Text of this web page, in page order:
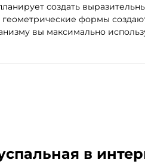
создать
формы
вы максимально
в